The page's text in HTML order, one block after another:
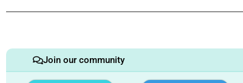
Join our community